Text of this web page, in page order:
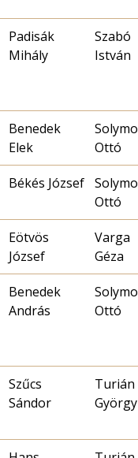
Padisák
Mihály
Szabó
István
Benedek
Elek
Ottó
Békés József
Ottó
Eötvös
József
Varga
Géza
Benedek
András
Ottó
Szűcs
Sándor
Turián
György